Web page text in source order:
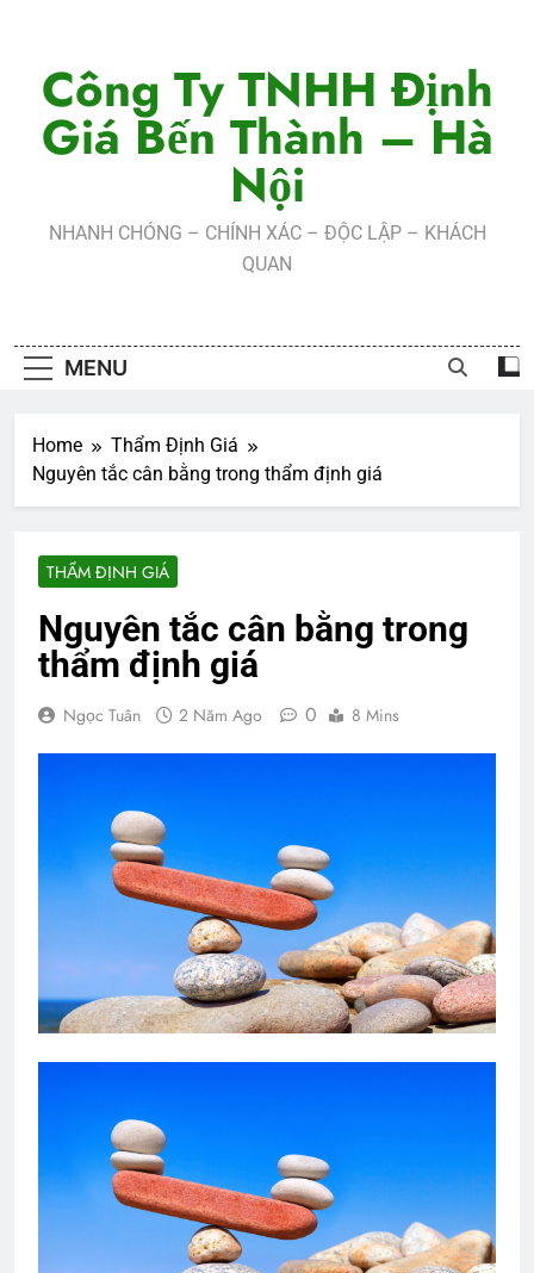
contentCông Ty TNHH Định
Giá Bến Thành – Hà
Nội
NHANH CHÓNG – CHÍNH XÁC – ĐỘC LẬP – KHÁCH
QUAN
MENU
Home
Thẩm Định Giá
Nguyên tắc cân bằng trong thẩm định giá
THẨM ĐỊNH GIÁ
Nguyên tắc cân bằng trong
thẩm định giá
Ngọc Tuân 2 Năm Ago 0 8 Mins